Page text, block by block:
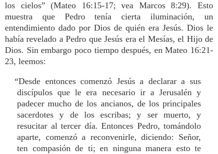
los cielos” (Mateo 16:15-17; vea Marcos 8:29). Esto
muestra que Pedro tenía cierta iluminación, un
entendimiento dado por Dios de quién era Jesús. Dios le
había revelado a Pedro que Jesús era el Mesías, el Hijo de
Dios. Sin embargo poco tiempo después, en Mateo 16:21-
23, leemos:
“Desde entonces comenzó Jesús a declarar a sus
discípulos que le era necesario ir a Jerusalén y
padecer mucho de los ancianos, de los principales
sacerdotes y de los escribas; y ser muerto, y
resucitar al tercer día. Entonces Pedro, tomándolo
aparte, comenzó a reconvenirle, diciendo: Señor,
ten compasión de ti; en ninguna manera esto te